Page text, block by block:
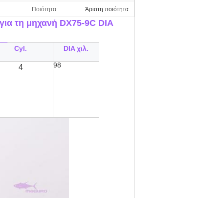
Ποιότητα: Άριστη ποιότητα
για τη μηχανή DX75-9C DIA
Cyl. DIA χιλ.
4 98